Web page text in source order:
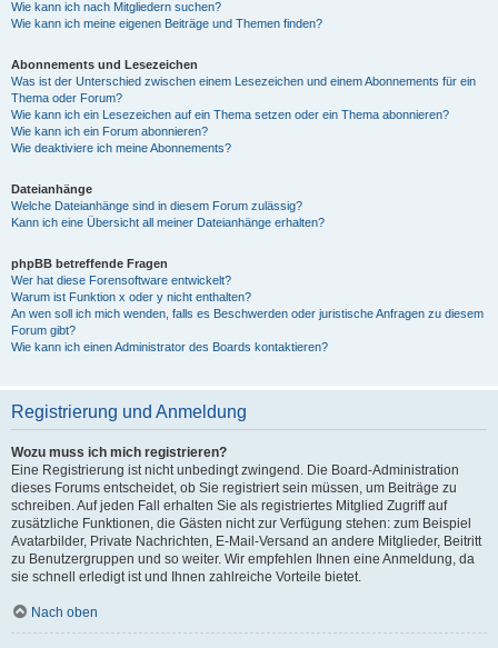
Wie kann ich nach Mitgliedern suchen?
Wie kann ich meine eigenen Beiträge und Themen finden?
Abonnements und Lesezeichen
Was ist der Unterschied zwischen einem Lesezeichen und einem Abonnements für ein
Thema oder Forum?
Wie kann ich ein Lesezeichen auf ein Thema setzen oder ein Thema abonnieren?
Wie kann ich ein Forum abonnieren?
Wie deaktiviere ich meine Abonnements?
Dateianhänge
Welche Dateianhänge sind in diesem Forum zulässig?
Kann ich eine Übersicht all meiner Dateianhänge erhalten?
phpBB betreffende Fragen
Wer hat diese Forensoftware entwickelt?
Warum ist Funktion x oder y nicht enthalten?
An wen soll ich mich wenden, falls es Beschwerden oder juristische Anfragen zu diesem
Forum gibt?
Wie kann ich einen Administrator des Boards kontaktieren?
Registrierung und Anmeldung
Wozu muss ich mich registrieren?
Eine Registrierung ist nicht unbedingt zwingend. Die Board-Administration
dieses Forums entscheidet, ob Sie registriert sein müssen, um Beiträge zu
schreiben. Auf jeden Fall erhalten Sie als registriertes Mitglied Zugriff auf
zusätzliche Funktionen, die Gästen nicht zur Verfügung stehen: zum Beispiel
Avatarbilder, Private Nachrichten, E-Mail-Versand an andere Mitglieder, Beitritt
zu Benutzergruppen und so weiter. Wir empfehlen Ihnen eine Anmeldung, da
sie schnell erledigt ist und Ihnen zahlreiche Vorteile bietet.
Nach oben